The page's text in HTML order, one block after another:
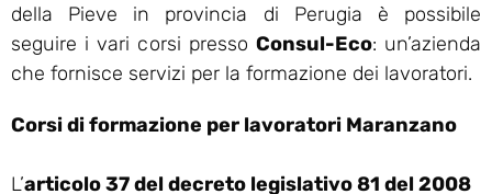
della Pieve in provincia di Perugia è possibile
seguire i vari corsi presso Consul-Eco: un’azienda
che fornisce servizi per la formazione dei lavoratori.
Corsi di formazione per lavoratori Maranzano
L’articolo 37 del decreto legislativo 81 del 2008